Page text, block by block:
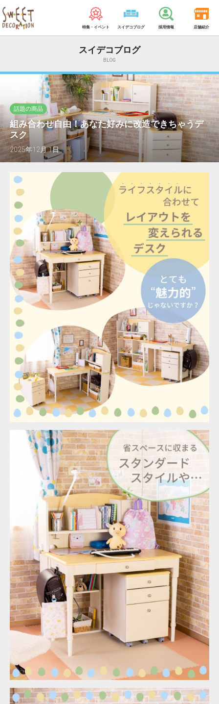
特集・イベント スイデコブログ 採用情報 店舗紹介
スイデコブログ
BLOG
話題の商品
組み合わせ自由！あなた好みに改造できちゃうデ
スク
2025年12月 1日